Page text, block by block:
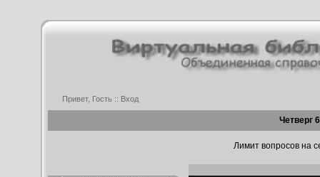
Привет, Гость :: Вход
Четверг
Лимит вопросов на